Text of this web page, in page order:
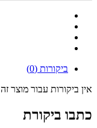
ביקורות (0)
אין ביקורות עבור מוצר זה
כתבו ביקורת